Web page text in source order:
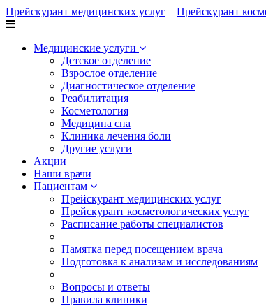
Прейскурант медицинских услуг Прейскурант
Медицинские услуги
Детское отделение
Взрослое отделение
Диагностическое отделение
Реабилитация
Косметология
Медицина сна
Клиника лечения боли
Другие услуги
Акции
Наши врачи
Пациентам
Прейскурант медицинских услуг
Прейскурант косметологических услуг
Расписание работы специалистов
Памятка перед посещением врача
Подготовка к анализам и исследованиям
Вопросы и ответы
Правила клиники